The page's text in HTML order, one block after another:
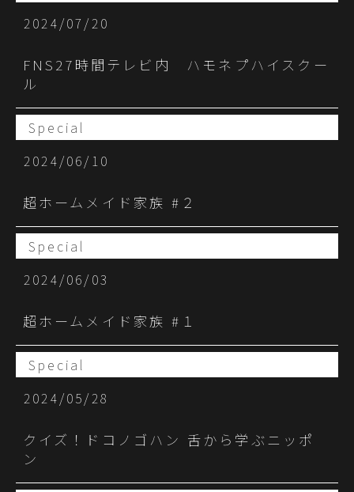
2024/07/20
FNS27時間テレビ内 ハモネプハイスクー
ル
Special
2024/06/10
超ホームメイド家族 #２
Special
2024/06/03
超ホームメイド家族 #１
Special
2024/05/28
クイズ！ドコノゴハン 舌から学ぶニッポ
ン